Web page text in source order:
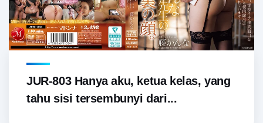
JUR-803 Hanya aku, ketua kelas, yang
tahu sisi tersembunyi dari...